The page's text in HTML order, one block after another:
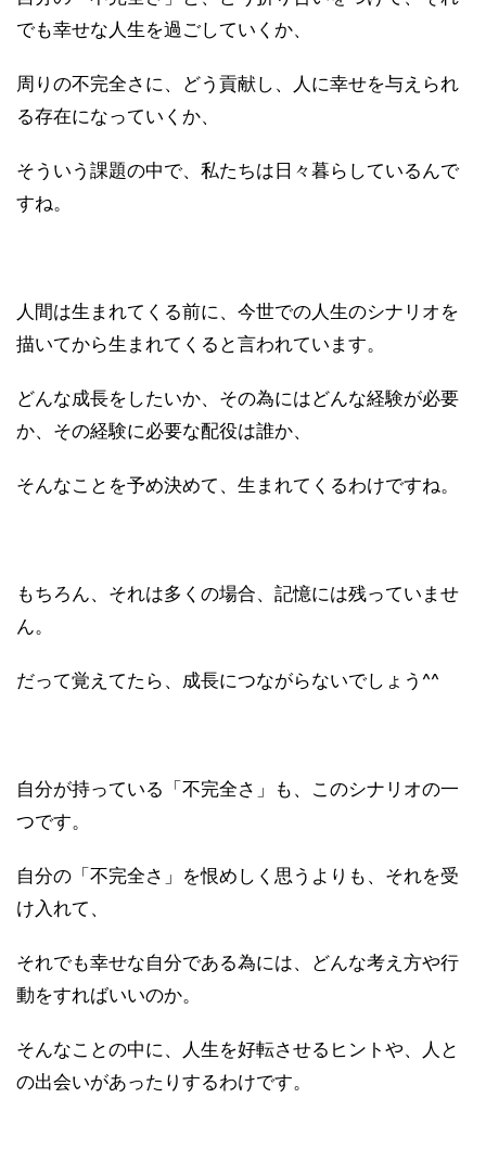
でも幸せな人生を過ごしていくか、
周りの不完全さに、どう貢献し、人に幸せを与えられ
る存在になっていくか、
そういう課題の中で、私たちは日々暮らしているんで
すね。
人間は生まれてくる前に、今世での人生のシナリオを
描いてから生まれてくると言われています。
どんな成長をしたいか、その為にはどんな経験が必要
か、その経験に必要な配役は誰か、
そんなことを予め決めて、生まれてくるわけですね。
もちろん、それは多くの場合、記憶には残っていませ
ん。
だって覚えてたら、成長につながらないでしょう^^
自分が持っている「不完全さ」も、このシナリオの一
つです。
自分の「不完全さ」を恨めしく思うよりも、それを受
け入れて、
それでも幸せな自分である為には、どんな考え方や行
動をすればいいのか。
そんなことの中に、人生を好転させるヒントや、人と
の出会いがあったりするわけです。